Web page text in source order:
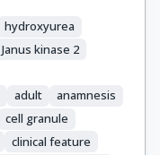
hydroxyurea
Janus kinase 2
adult
anamnesis
cell granule
clinical feature